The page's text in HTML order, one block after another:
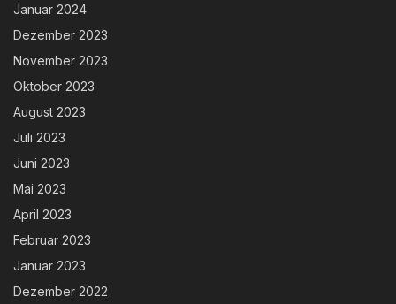
Januar 2024
Dezember 2023
November 2023
Oktober 2023
August 2023
Juli 2023
Juni 2023
Mai 2023
April 2023
Februar 2023
Januar 2023
Dezember 2022